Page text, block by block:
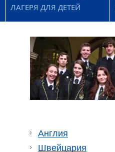
ЛАГЕРЯ ДЛЯ ДЕТЕЙ
Англия
Швейцария